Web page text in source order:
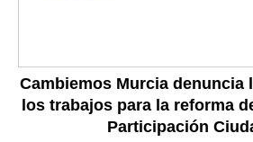
Cambiemos Murcia denuncia
los trabajos para la reforma
Participación